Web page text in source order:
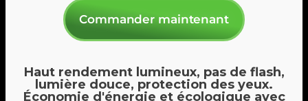
Commander maintenant
Haut rendement lumineux, pas de flash,
lumière douce, protection des yeux.
Économie d'énergie et écologique avec